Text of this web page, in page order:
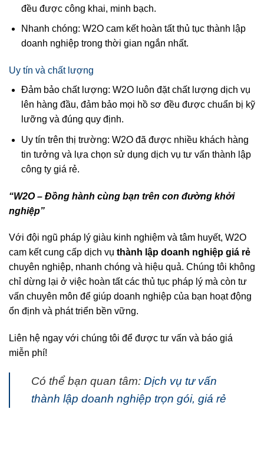
đều được công khai, minh bạch.
Nhanh chóng: W2O cam kết hoàn tất thủ tục thành lập
doanh nghiệp trong thời gian ngắn nhất.
Uy tín và chất lượng
Đảm bảo chất lượng: W2O luôn đặt chất lượng dịch vụ
lên hàng đầu, đảm bảo mọi hồ sơ đều được chuẩn bị kỹ
lưỡng và đúng quy định.
Uy tín trên thị trường: W2O đã được nhiều khách hàng
tin tưởng và lựa chọn sử dụng dịch vụ tư vấn thành lập
công ty giá rẻ.
“W2O – Đồng hành cùng bạn trên con đường khởi
nghiệp”
Với đội ngũ pháp lý giàu kinh nghiệm và tâm huyết, W2O
cam kết cung cấp dịch vụ thành lập doanh nghiệp giá rẻ
chuyên nghiệp, nhanh chóng và hiệu quả. Chúng tôi không
chỉ dừng lại ở việc hoàn tất các thủ tục pháp lý mà còn tư
vấn chuyên môn để giúp doanh nghiệp của bạn hoạt động
ổn định và phát triển bền vững.
Liên hệ ngay với chúng tôi để được tư vấn và báo giá
miễn phí!
Có thể bạn quan tâm: Dịch vụ tư vấn
thành lập doanh nghiệp trọn gói, giá rẻ